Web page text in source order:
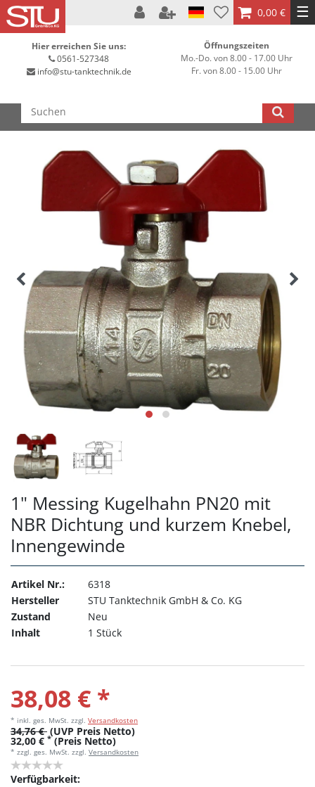
0,00 € ☰
Hier erreichen Sie uns:
0561-527348
info@stu-tanktechnik.de
Öffnungszeiten
Mo.-Do. von 8.00 - 17.00 Uhr
Fr. von 8.00 - 15.00 Uhr
1" Messing Kugelhahn PN20 mit
NBR Dichtung und kurzem Knebel,
Innengewinde
Artikel Nr.:
6318
Hersteller
STU Tanktechnik GmbH & Co. KG
Zustand
Neu
Inhalt
1 Stück
38,08 € *
* inkl. ges. MwSt. zzgl. Versandkosten
34,76 € (UVP Preis Netto)
32,00 € * (Preis Netto)
* zzgl. ges. MwSt. zzgl. Versandkosten
Verfügbarkeit: